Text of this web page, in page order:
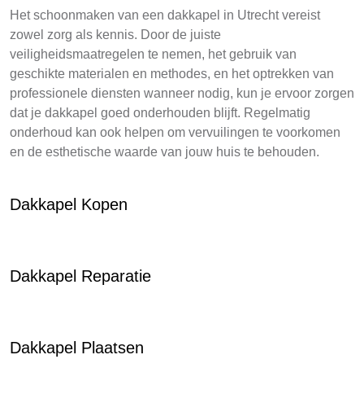
Het schoonmaken van een dakkapel in Utrecht vereist
zowel zorg als kennis. Door de juiste
veiligheidsmaatregelen te nemen, het gebruik van
geschikte materialen en methodes, en het optrekken van
professionele diensten wanneer nodig, kun je ervoor zorgen
dat je dakkapel goed onderhouden blijft. Regelmatig
onderhoud kan ook helpen om vervuilingen te voorkomen
en de esthetische waarde van jouw huis te behouden.
Dakkapel Kopen
Dakkapel Reparatie
Dakkapel Plaatsen